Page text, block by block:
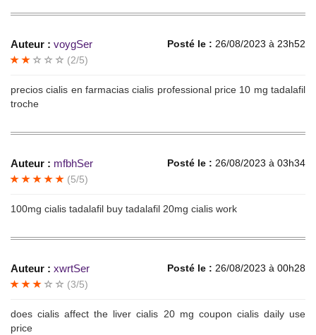
Auteur : voygSer Posté le : 26/08/2023 à 23h52
(2/5)
precios cialis en farmacias cialis professional price 10 mg tadalafil
troche
Auteur : mfbhSer Posté le : 26/08/2023 à 03h34
(5/5)
100mg cialis tadalafil buy tadalafil 20mg cialis work
Auteur : xwrtSer Posté le : 26/08/2023 à 00h28
(3/5)
does cialis affect the liver cialis 20 mg coupon cialis daily use
price